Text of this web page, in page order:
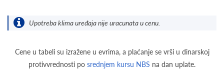
Upotreba klima uređaja nije uracunata u cenu.
Cene u tabeli su izražene u evrima, a plaćanje se vrši u dinarskoj
protivvrednosti po srednjem kursu NBS na dan uplate.